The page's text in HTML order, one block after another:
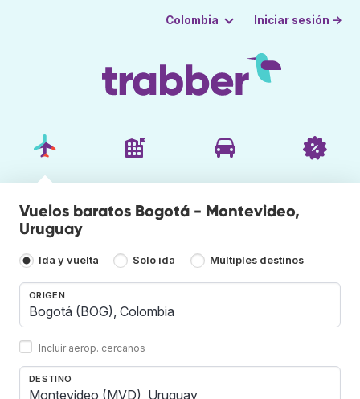
Colombia Iniciar sesión →
Vuelos baratos Bogotá - Montevideo,
Uruguay
Ida y vuelta Solo ida Múltiples destinos
ORIGEN
Incluir aerop. cercanos
DESTINO